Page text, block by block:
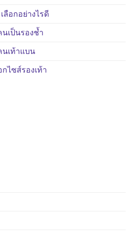
ลือกอย่างไรดี
นเป็นรองช้ำ
นเท้าแบน
ไซส์รองเท้า